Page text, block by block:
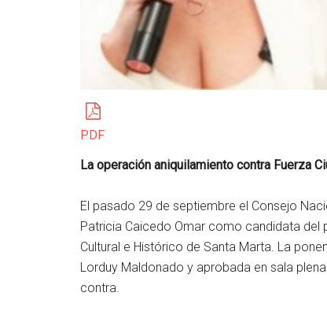
PDF
La operación aniquilamiento contra Fuerza
El pasado 29 de septiembre el Consejo
Patricia Caicedo Omar como candidata del
Cultural e Histórico de Santa Marta. La
Lorduy Maldonado y aprobada en sala
contra.